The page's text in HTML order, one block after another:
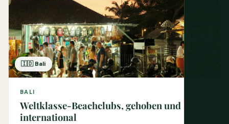
🇮🇩 Bali
BALI
Weltklasse-Beachclubs, gehoben und
international